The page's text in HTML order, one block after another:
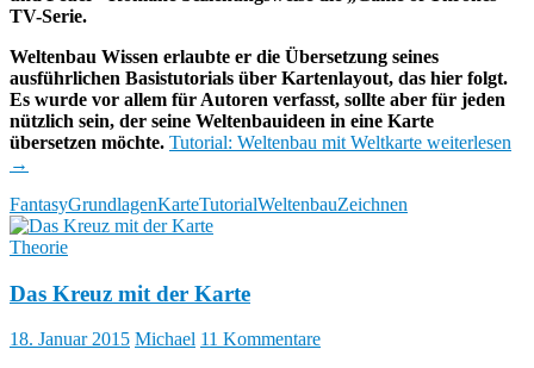
TV-Serie.
Weltenbau Wissen erlaubte er die Übersetzung seines
ausführlichen Basistutorials über Kartenlayout, das hier folgt.
Es wurde vor allem für Autoren verfasst, sollte aber für jeden
nützlich sein, der seine Weltenbauideen in eine Karte
übersetzen möchte. Tutorial: Weltenbau mit Weltkarte weiterlesen
→
FantasyGrundlagenKarteTutorialWeltenbauZeichnen
Theorie
Das Kreuz mit der Karte
18. Januar 2015 Michael 11 Kommentare